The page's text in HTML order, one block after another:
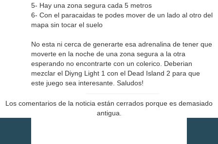
5- Hay una zona segura cada 5 metros
6- Con el paracaidas te podes mover de un lado al otro del
mapa sin tocar el suelo
No esta ni cerca de generarte esa adrenalina de tener que
moverte en la noche de una zona segura a la otra
esperando no encontrarte con un colerico. Deberian
mezclar el Diyng Light 1 con el Dead Island 2 para que
este juego sea interesante. Saludos!
Los comentarios de la noticia están cerrados porque es demasiado
antigua.